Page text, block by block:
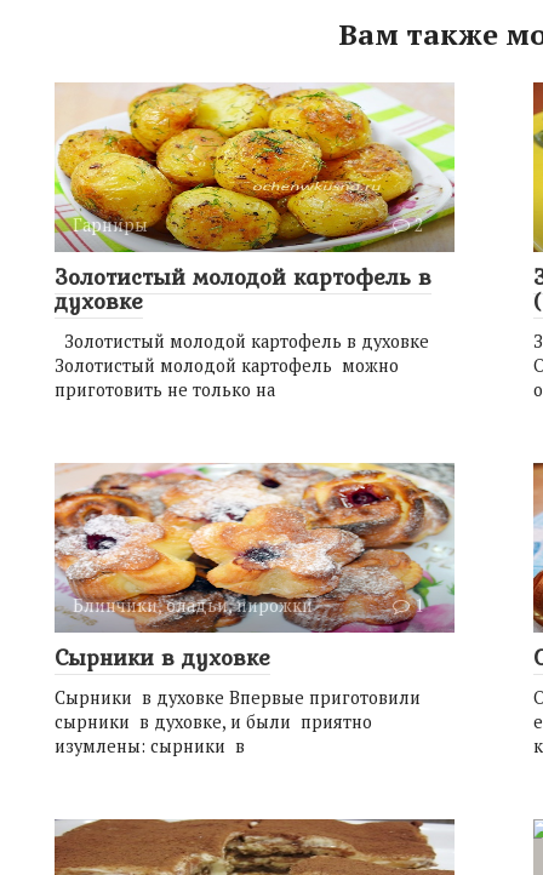
Вам также
Гарниры 2
Золотистый молодой картофель в
духовке
Золотистый молодой картофель в духовке
Золотистый молодой картофель можно
приготовить не только на
Блинчики, оладьи, пирожки 1
Сырники в духовке
Сырники в духовке Впервые приготовили
сырники в духовке, и были приятно
изумлены: сырники в